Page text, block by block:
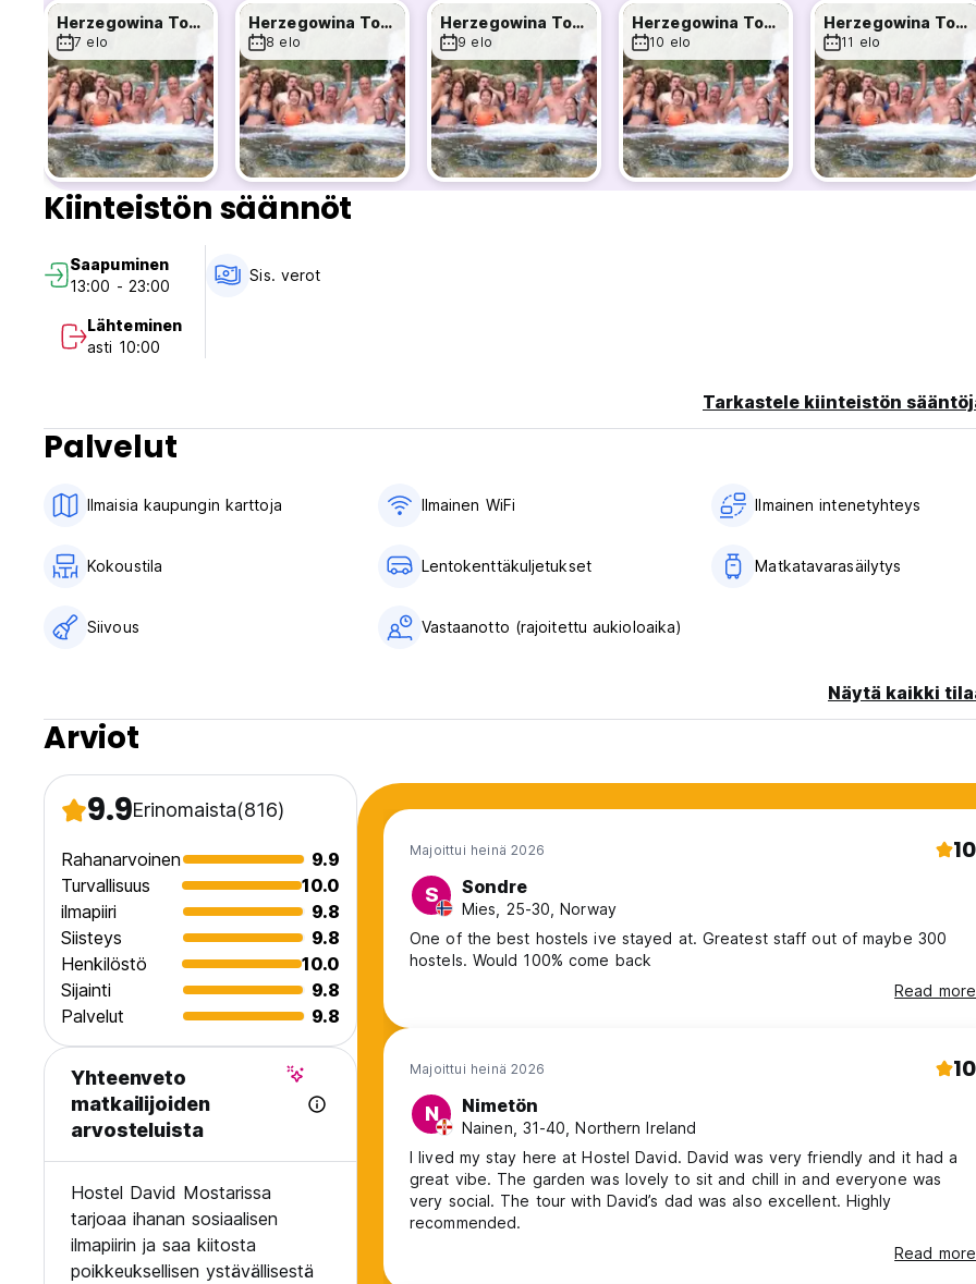
3. Uloskirjautuminen klo 10.30 mennessä
4. Hostellin sisällä ei saa käyttää kenkiä - meillä on ihana puhdas matto, noudata tätä sääntöä, jotta se pysyy sellaisena
5. Alkoholia ei saa tuoda hostelliin - baari on avoinna klo 12.00 asti
6. Sisäpiha on avoinna klo 12.00 asti - pysy hiljaa tämän ajan jälkeen, jotta vieraat voivat levätä (Auto-translated from
language)
Herzegowina Tour
7 elo
Herzegowina Tour
8 elo
Herzegowina Tour
9 elo
Herzegowina Tour
10 elo
Herzegowina Tour
11 elo
Kiinteistön säännöt
Saapuminen
13:00 - 23:00
Lähteminen
asti 10:00
Sis. verot
Tarkastele kiinteistön
Palvelut
Ilmaisia ​​kaupungin karttoja Ilmainen WiFi Ilmainen intenetyhteys
Kokoustila Lentokenttäkuljetukset Matkatavarasäilytys
Siivous Vastaanotto (rajoitettu aukioloaika)
Näytä kaikki
Arviot
9.9Erinomaista(816)
Rahanarvoinen
9.9
Turvallisuus
10.0
ilmapiiri
9.8
Siisteys
9.8
Henkilöstö
10.0
Sijainti
9.8
Palvelut
9.8
Yhteenveto
matkailijoiden
arvosteluista
Hostel David Mostarissa
tarjoaa ihanan sosiaalisen
ilmapiirin ja saa kiitosta
poikkeuksellisen ystävällisestä
Majoittui heinä 2026 10
S Sondre
Mies, 25-30, Norway
One of the best hostels ive stayed at. Greatest staff out of maybe 300
hostels. Would 100% come back
Read more
Majoittui heinä 2026 10
N Nimetön
Nainen, 31-40, Northern Ireland
I lived my stay here at Hostel David. David was very friendly and it had a
great vibe. The garden was lovely to sit and chill in and everyone was
very social. The tour with David’s dad was also excellent. Highly
recommended.
Read more